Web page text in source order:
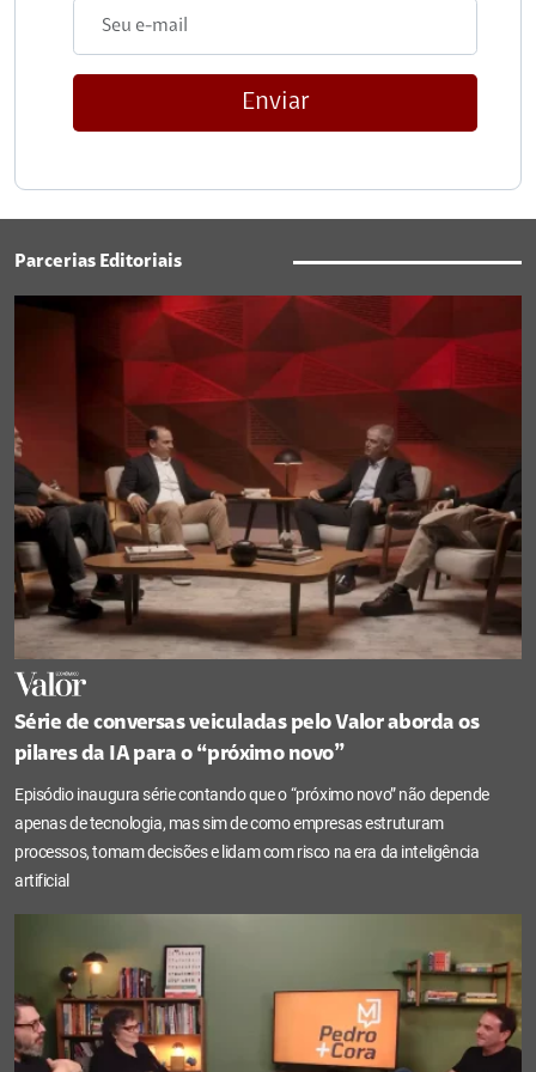
Enviar
Parcerias Editoriais
Série de conversas veiculadas pelo Valor aborda os
pilares da IA para o “próximo novo”
Episódio inaugura série contando que o “próximo novo” não depende
apenas de tecnologia, mas sim de como empresas estruturam
processos, tomam decisões e lidam com risco na era da inteligência
artificial